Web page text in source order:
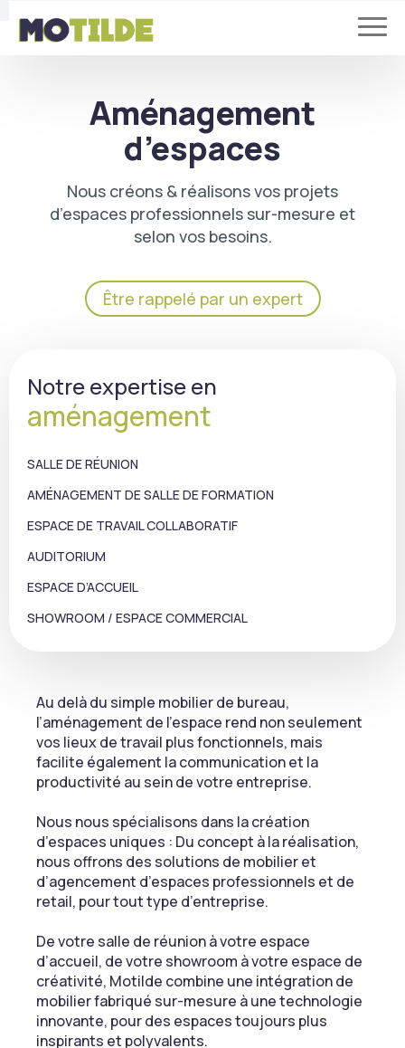
Aménagement
d’espaces
Nous créons & réalisons vos projets
d’espaces professionnels sur-mesure et
selon vos besoins.
Être rappelé par un expert
Notre expertise en
aménagement
SALLE DE RÉUNION
AMÉNAGEMENT DE SALLE DE FORMATION
ESPACE DE TRAVAIL COLLABORATIF
AUDITORIUM
ESPACE D’ACCUEIL
SHOWROOM / ESPACE COMMERCIAL
Au delà du simple mobilier de bureau,
l’aménagement de l’espace rend non seulement
vos lieux de travail plus fonctionnels, mais
facilite également la communication et la
productivité au sein de votre entreprise.
Nous nous spécialisons dans la création
d’espaces uniques : Du concept à la réalisation,
nous offrons des solutions de mobilier et
d’agencement d’espaces professionnels et de
retail, pour tout type d’entreprise.
De votre salle de réunion à votre espace
d’accueil, de votre showroom à votre espace de
créativité, Motilde combine une intégration de
mobilier fabriqué sur-mesure à une technologie
innovante, pour des espaces toujours plus
inspirants et polyvalents.